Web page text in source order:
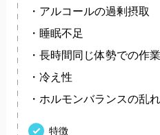
・アルコールの過剰摂取
・睡眠不足
・長時間同じ体勢での作業
・冷え性
・ホルモンバランスの乱れ
特徴